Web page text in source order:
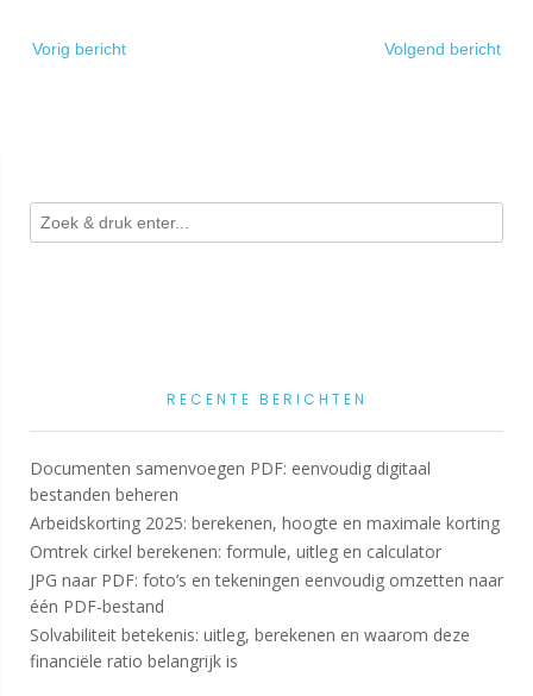
navigatie
Vorig bericht Volgend bericht
RECENTE BERICHTEN
Documenten samenvoegen PDF: eenvoudig digitaal
bestanden beheren
Arbeidskorting 2025: berekenen, hoogte en maximale korting
Omtrek cirkel berekenen: formule, uitleg en calculator
JPG naar PDF: foto’s en tekeningen eenvoudig omzetten naar
één PDF-bestand
Solvabiliteit betekenis: uitleg, berekenen en waarom deze
financiële ratio belangrijk is